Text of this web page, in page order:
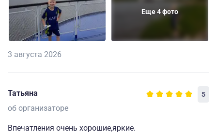
Еще 4 фото
3 августа 2026
Татьяна 5
об организаторе
Впечатления очень хорошие,яркие.